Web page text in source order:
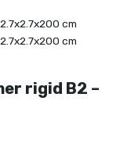
rigid B2 –